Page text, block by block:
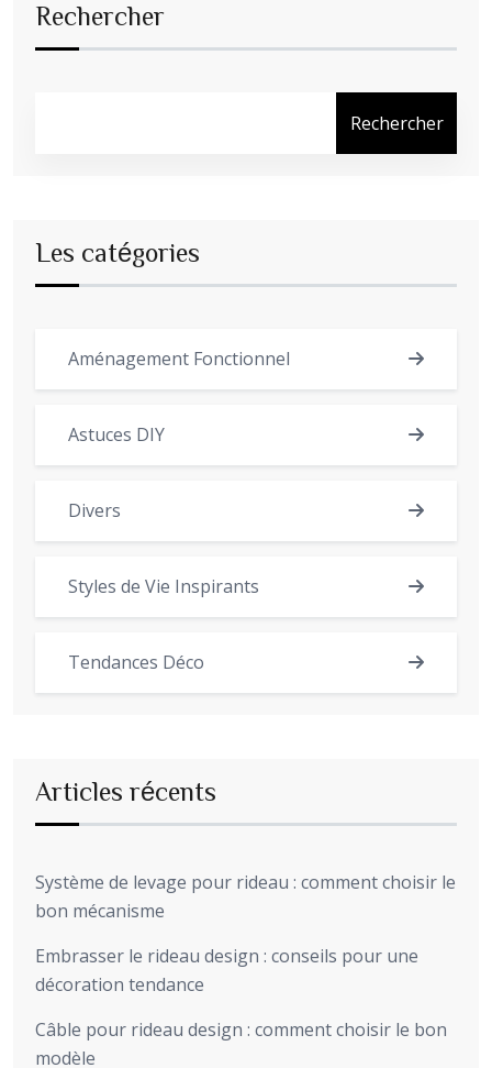
Rechercher
Rechercher
Les catégories
Aménagement Fonctionnel
Astuces DIY
Divers
Styles de Vie Inspirants
Tendances Déco
Articles récents
Système de levage pour rideau : comment choisir le
bon mécanisme
Embrasser le rideau design : conseils pour une
décoration tendance
Câble pour rideau design : comment choisir le bon
modèle